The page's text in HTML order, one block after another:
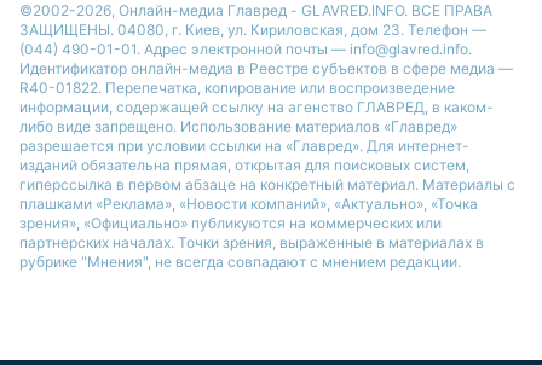
©2002-2026, Онлайн-медиа Главред - GLAVRED.INFO. ВСЕ ПРАВА
ЗАЩИЩЕНЫ. 04080, г. Киев, ул. Кириловская, дом 23. Телефон —
(044) 490-01-01. Адрес электронной почты — info@glavred.info.
Идентификатор онлайн-медиа в Реестре cубъектов в сфере медиа —
R40-01822. Перепечатка, копирование или воспроизведение
информации, содержащей ссылку на агенство ГЛАВРЕД, в каком-
либо виде запрещено. Использование материалов «Главред»
разрешается при условии ссылки на «Главред». Для интернет-
изданий обязательна прямая, открытая для поисковых систем,
гиперссылка в первом абзаце на конкретный материал. Материалы с
плашками «Реклама», «Новости компаний», «Актуально», «Точка
зрения», «Официально» публикуются на коммерческих или
партнерских началах. Точки зрения, выраженные в материалах в
рубрике "Мнения", не всегда совпадают с мнением редакции.